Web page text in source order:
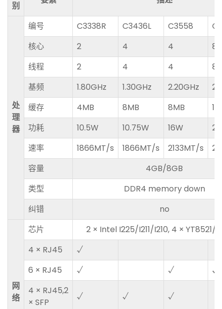
别
处
理
器
编号 C3338R C3436L C3558
核心
2 4 4
8
线程
2 4 4
8
基频
1.80GHz 1.30GHz 2.20GHz
缓存
4MB 8MB 8MB
功耗
10.5W 10.75W 16W
速率
1866MT/s 1866MT/s 2133MT/s
容量
4GB/8GB
类型
DDR4 memory down
纠错
no
网
络
芯片
2 × Intel I225/I211/I210, 4 × YT8521/
4 × RJ45
√
6 × RJ45
√ √
√
4 × RJ45,2
× SFP
√ √ √